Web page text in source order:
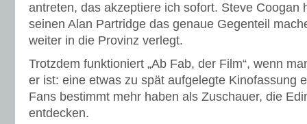
antreten, das akzeptiere ich sofort. Steve Coogan
seinen Alan Partridge das genaue Gegenteil
weiter in die Provinz verlegt.
Trotzdem funktioniert „Ab Fab, der Film“, wenn
er ist: eine etwas zu spät aufgelegte Kinofassung
Fans bestimmt mehr haben als Zuschauer, die
entdecken.